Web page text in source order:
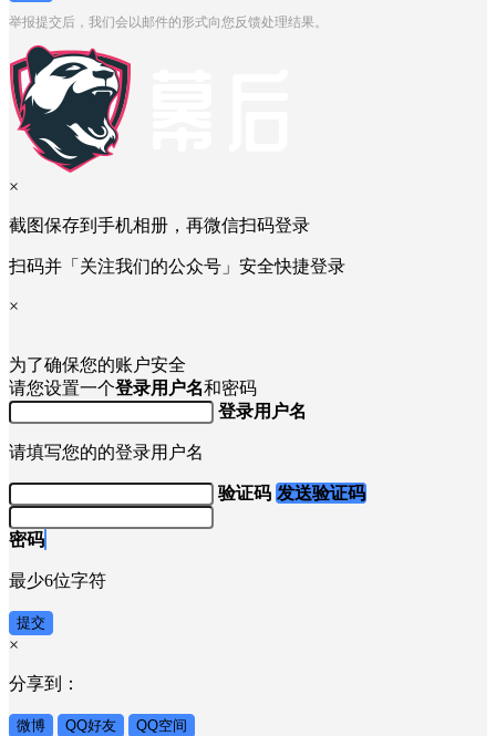
举报提交后，我们会以邮件的形式向您反馈处理结果。
×
截图保存到手机相册，再微信扫码登录
扫码并「关注我们的公众号」安全快捷登录
×
为了确保您的账户安全
请您设置一个登录用户名和密码
登录用户名
请填写您的的登录用户名
验证码 发送验证码
密码
最少6位字符
提交
×
分享到：
微博 QQ好友 QQ空间